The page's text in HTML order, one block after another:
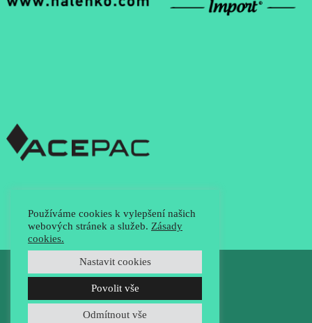
Používáme cookies k vylepšení našich
webových stránek a služeb. Zásady
cookies.
Nastavit cookies
Povolit vše
Odmítnout vše